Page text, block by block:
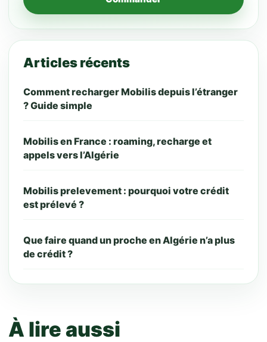
Articles récents
Comment recharger Mobilis depuis l’étranger
? Guide simple
Mobilis en France : roaming, recharge et
appels vers l’Algérie
Mobilis prelevement : pourquoi votre crédit
est prélevé ?
Que faire quand un proche en Algérie n’a plus
de crédit ?
À lire aussi